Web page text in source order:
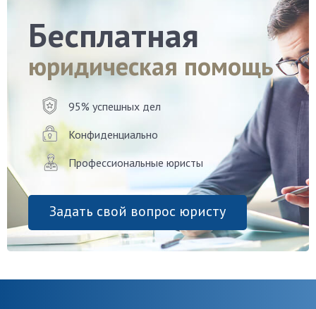
Бесплатная
юридическая помощь
95% успешных дел
Конфиденциально
Профессиональные юристы
Задать свой вопрос юристу